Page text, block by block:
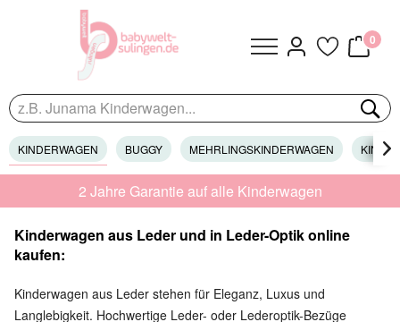
0
KINDERWAGEN BUGGY MEHRLINGSKINDERWAGEN 
2 Jahre Garantie auf alle Kinderwagen
Kinderwagen aus Leder und in Leder-Optik online
kaufen:
Kinderwagen aus Leder stehen für Eleganz, Luxus und
Langlebigkeit. Hochwertige Leder- oder Lederoptik-Bezüge